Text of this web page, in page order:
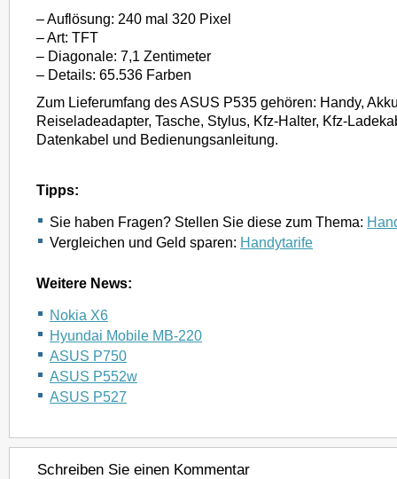
– Auflösung: 240 mal 320 Pixel
– Art: TFT
– Diagonale: 7,1 Zentimeter
– Details: 65.536 Farben
Zum Lieferumfang des ASUS P535 gehören: Handy,
Reiseladeadapter, Tasche, Stylus, Kfz-Halter, Kfz-
Datenkabel und Bedienungsanleitung.
Tipps:
Sie haben Fragen? Stellen Sie diese zum Thema:
Vergleichen und Geld sparen: Handytarife
Weitere News:
Nokia X6
Hyundai Mobile MB-220
ASUS P750
ASUS P552w
ASUS P527
Schreiben Sie einen Kommentar